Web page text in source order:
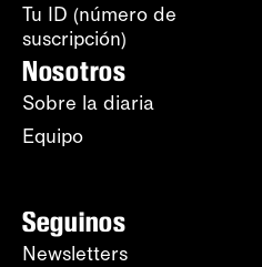
Tu ID (número de
suscripción)
Nosotros
Sobre la diaria
Equipo
Seguinos
Newsletters